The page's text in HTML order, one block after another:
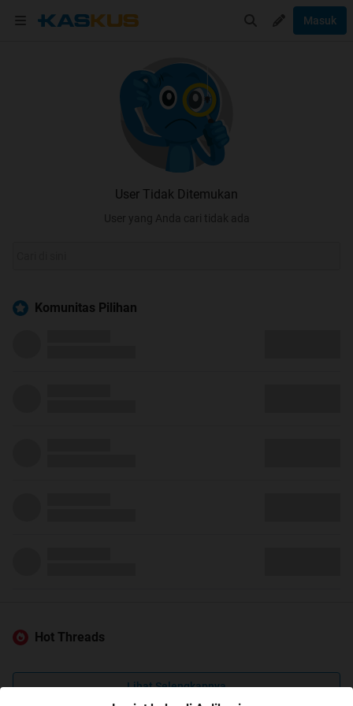
Masuk
User Tidak Ditemukan
User yang Anda cari tidak ada
Komunitas Pilihan
Hot Threads
Lihat Selengkapnya